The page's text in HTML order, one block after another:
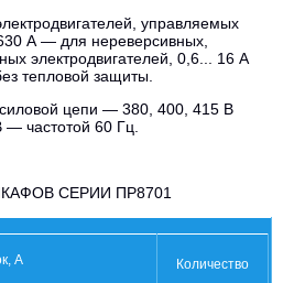
управляемых
А — для нереверсивных,
электродвигателей, 0,6... 16 А
тепловой защиты.
цепи — 380, 400, 415 В
частотой 60 Гц.
СЕРИИ ПР8701
А
Количество